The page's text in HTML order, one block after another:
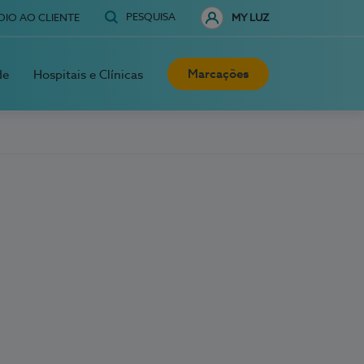
AO CLIENTE PESQUISA MY LUZ
Hospitais e Clínicas Marcações